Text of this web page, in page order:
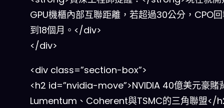
GPU機櫃內部互聯距離，若超過30公分，CPO
到18個月。</div>
</div>
<div class=”section-box”>
<h2 id=”nvidia-move”>NVIDIA 40億美元豪賭
Lumentum、Coherent與TSMC的三角聯盟</